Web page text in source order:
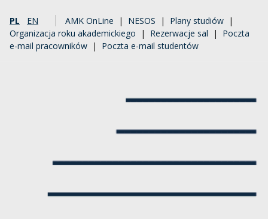
PL EN AMK OnLine | NESOS | Plany studiów |
Organizacja roku akademickiego | Rezerwacje sal | Poczta
e-mail pracowników | Poczta e-mail studentów